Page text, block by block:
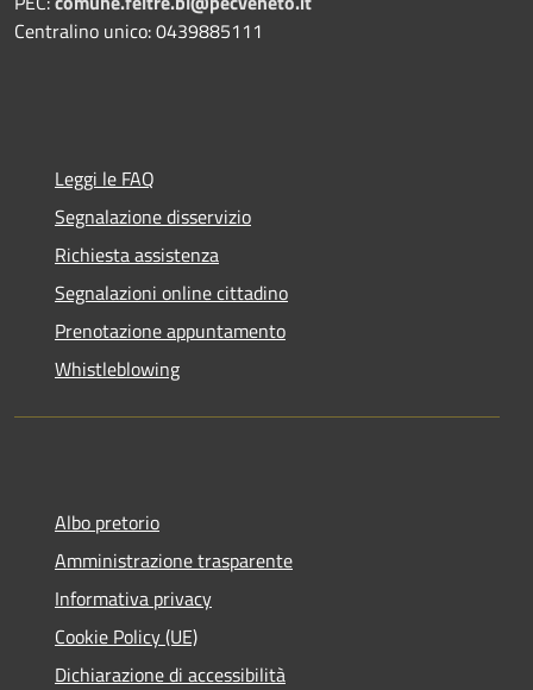
Centralino unico: 0439885111
Leggi le FAQ
Segnalazione disservizio
Richiesta assistenza
Segnalazioni online cittadino
Prenotazione appuntamento
Whistleblowing
Albo pretorio
Amministrazione trasparente
Informativa privacy
Cookie Policy (UE)
Dichiarazione di accessibilità